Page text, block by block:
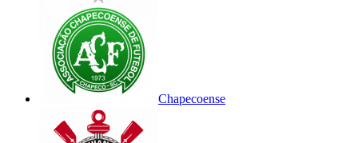
Chapecoense